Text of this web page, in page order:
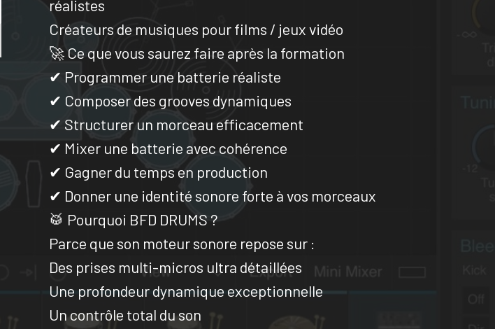
réalistes
Créateurs de musiques pour films / jeux vidéo
🚀 Ce que vous saurez faire après la formation
✔ Programmer une batterie réaliste
✔ Composer des grooves dynamiques
✔ Structurer un morceau efficacement
✔ Mixer une batterie avec cohérence
✔ Gagner du temps en production
✔ Donner une identité sonore forte à vos morceaux
🥁 Pourquoi BFD DRUMS ?
Parce que son moteur sonore repose sur :
Des prises multi-micros ultra détaillées
Une profondeur dynamique exceptionnelle
Un contrôle total du son